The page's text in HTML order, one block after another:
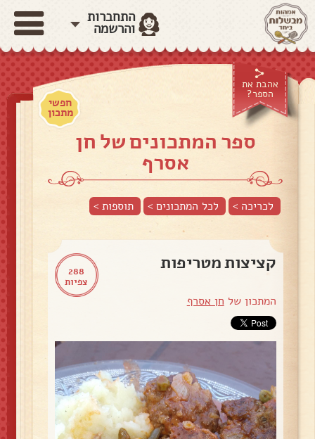
התחברות
והרשמה
אהבת את
הספר?
חפשי
מתכון
ספר המתכונים של חן
אסרף
לכריכה > לכל המתכונים > תוספות>
288
צפיות
קציצות מטריפות
המתכון של חן אסרף